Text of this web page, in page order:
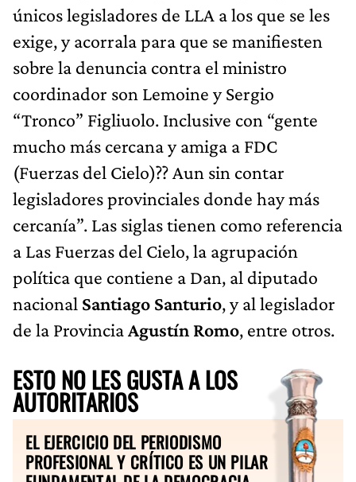
únicos legisladores de LLA a los que se les
exige, y acorrala para que se manifiesten
sobre la denuncia contra el ministro
coordinador son Lemoine y Sergio
“Tronco” Figliuolo. Inclusive con “gente
mucho más cercana y amiga a FDC
(Fuerzas del Cielo)?? Aun sin contar
legisladores provinciales donde hay más
cercanía”. Las siglas tienen como referencia
a Las Fuerzas del Cielo, la agrupación
política que contiene a Dan, al diputado
nacional Santiago Santurio, y al legislador
de la ProvinciaAgustín Romo, entre otros.
ESTO NO LES GUSTA A LOS
AUTORITARIOS
EL EJERCICIO DEL PERIODISMO
PROFESIONAL Y CRÍTICO ES UN PILAR